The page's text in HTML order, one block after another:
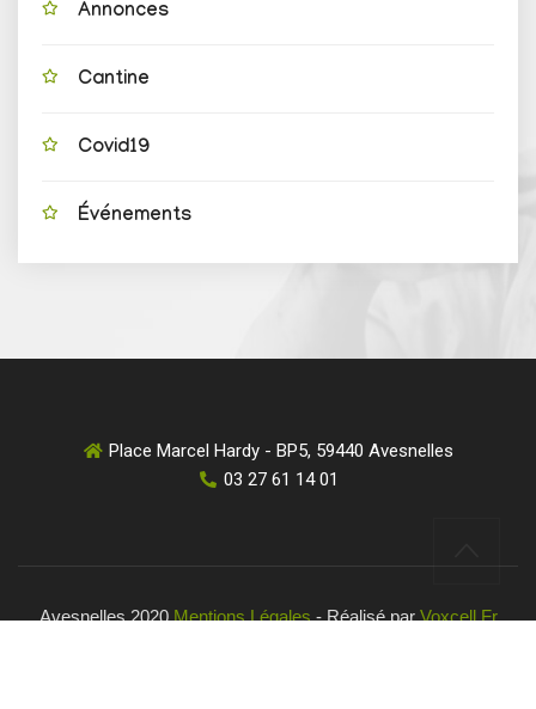
Annonces
Cantine
Covid19
Événements
Place Marcel Hardy - BP5, 59440 Avesnelles
03 27 61 14 01
Avesnelles 2020Mentions Légales- Réalisé parVoxcell.fr